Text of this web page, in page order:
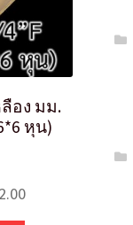
อง มม.
หุน)